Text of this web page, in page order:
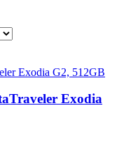
Exodia